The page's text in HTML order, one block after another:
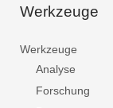
Werkzeuge
Werkzeuge
Analyse
Forschung